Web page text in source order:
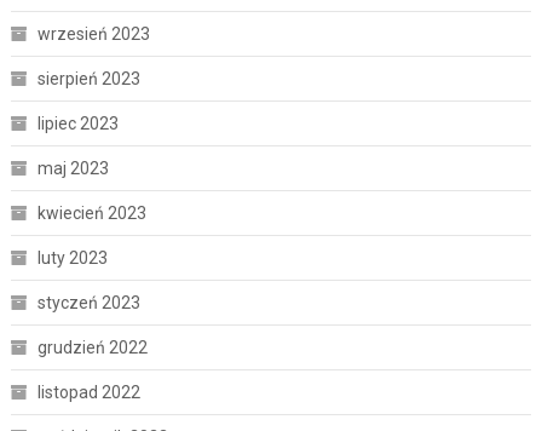
wrzesień 2023
sierpień 2023
lipiec 2023
maj 2023
kwiecień 2023
luty 2023
styczeń 2023
grudzień 2022
listopad 2022